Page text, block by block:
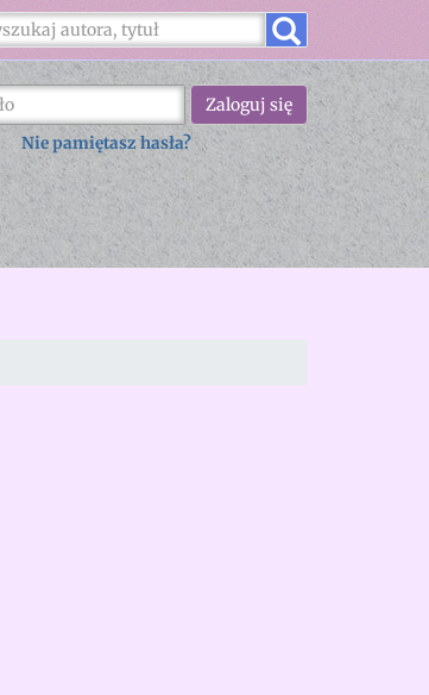
Zaloguj się
Nie pamiętasz hasła?